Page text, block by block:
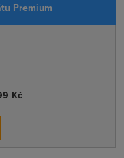
Premium
Kč